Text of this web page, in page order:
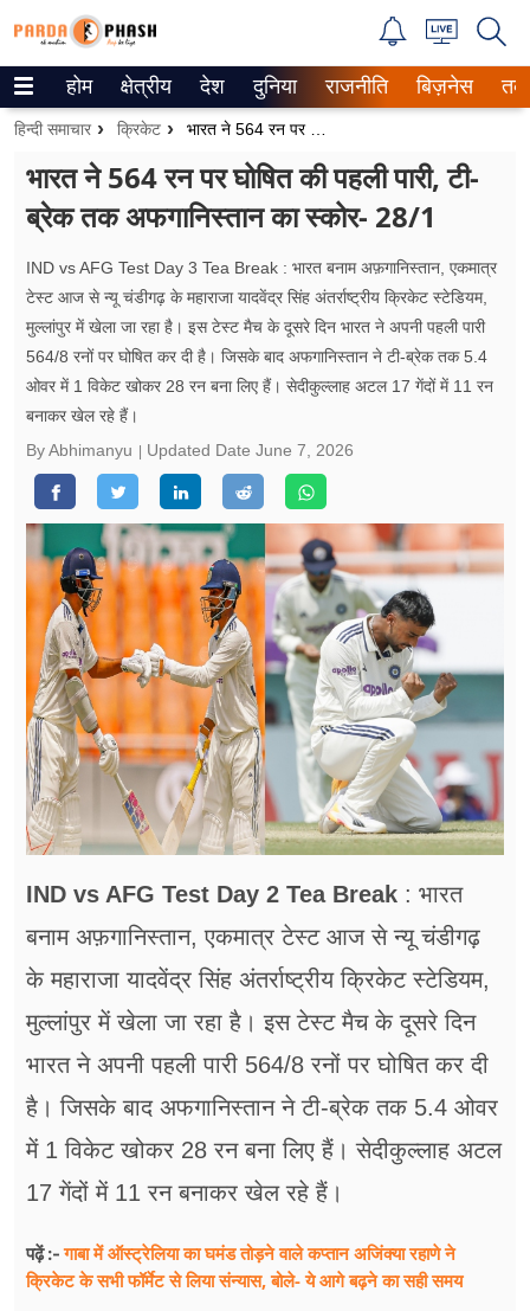
Trending on Google News
ePaper
वेब स्टोरीज
उत्तर प्रदेश
गैलरी
वीडियो
जीवन मंत्रा
फूड
सेहत
ब्‍यूटी
जॉब्स
शिक्षा
अन्य खबरें
होम क्षेत्रीय देश दुनिया राजनीति बिज़नेस
हिन्दी समाचार क्रिकेट
भारत ने 564 रन पर घोषित की पहली पारी, टी-
ब्रेक तक अफगानिस्तान का स्कोर- 28/1
IND vs AFG Test Day 3 Tea Break : भारत बनाम अफ़गानिस्तान, एकमात्र
टेस्ट आज से न्यू चंडीगढ़ के महाराजा यादवेंद्र सिंह अंतर्राष्ट्रीय क्रिकेट स्टेडियम,
मुल्लांपुर में खेला जा रहा है। इस टेस्ट मैच के दूसरे दिन भारत ने अपनी पहली पारी
564/8 रनों पर घोषित कर दी है। जिसके बाद अफगानिस्तान ने टी-ब्रेक तक 5.4
ओवर में 1 विकेट खोकर 28 रन बना लिए हैं। सेदीकुल्लाह अटल 17 गेंदों में 11 रन
बनाकर खेल रहे हैं।
By Abhimanyu
Updated Date June 7, 2026
IND vs AFG Test Day 2 Tea Break : भारत
बनाम अफ़गानिस्तान, एकमात्र टेस्ट आज से न्यू चंडीगढ़
के महाराजा यादवेंद्र सिंह अंतर्राष्ट्रीय क्रिकेट स्टेडियम,
मुल्लांपुर में खेला जा रहा है। इस टेस्ट मैच के दूसरे दिन
भारत ने अपनी पहली पारी 564/8 रनों पर घोषित कर दी
है। जिसके बाद अफगानिस्तान ने टी-ब्रेक तक 5.4 ओवर
में 1 विकेट खोकर 28 रन बना लिए हैं। सेदीकुल्लाह अटल
17 गेंदों में 11 रन बनाकर खेल रहे हैं।
पढ़ें :-गाबा में ऑस्ट्रेलिया का घमंड तोड़ने वाले कप्तान अजिंक्या रहाणे ने
क्रिकेट के सभी फॉर्मेट से लिया संन्यास, बोले- ये आगे बढ़ने का सही समय